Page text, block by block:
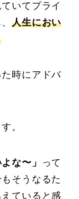
いてプライ
、人生におい
時にアドバ
。
な〜」
って
そうなるた
ていると感